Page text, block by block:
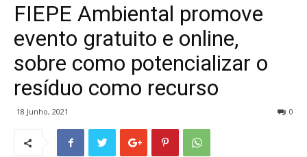
FIEPE Ambiental promove
evento gratuito e online,
sobre como potencializar o
resíduo como recurso
18 Junho, 2021 0